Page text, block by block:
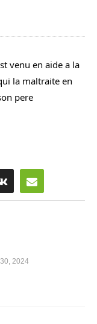
venu en aide a la
la maltraite en
pere
2024